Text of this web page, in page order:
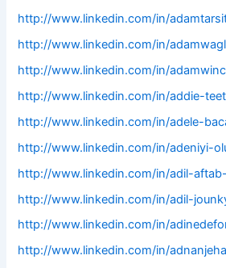
http://www.linkedin.com/in/
http://www.linkedin.com/in/
http://www.linkedin.com/in/
http://www.linkedin.com/in/addie-
http://www.linkedin.com/in/adele-
http://www.linkedin.com/in/adeniyi-
http://www.linkedin.com/in/adil-
http://www.linkedin.com/in/adil-
http://www.linkedin.com/in/
http://www.linkedin.com/in/